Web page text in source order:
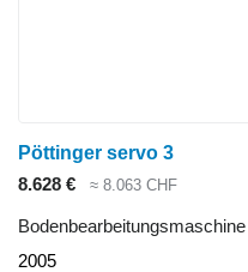
Pöttinger servo 3
8.628 €
≈ 8.063 CHF
2005